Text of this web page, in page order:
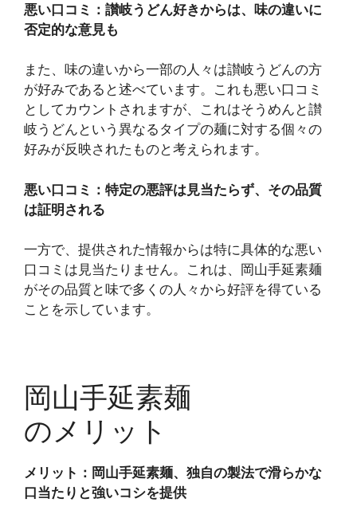
悪い口コミ：讃岐うどん好きからは、味の違いに
否定的な意見も
また、味の違いから一部の人々は讃岐うどんの方
が好みであると述べています。これも悪い口コミ
としてカウントされますが、これはそうめんと讃
岐うどんという異なるタイプの麺に対する個々の
好みが反映されたものと考えられます。
悪い口コミ：特定の悪評は見当たらず、その品質
は証明される
一方で、提供された情報からは特に具体的な悪い
口コミは見当たりません。これは、岡山手延素麺
がその品質と味で多くの人々から好評を得ている
ことを示しています。
岡山手延素麺
のメリット
メリット：岡山手延素麺、独自の製法で滑らかな
口当たりと強いコシを提供